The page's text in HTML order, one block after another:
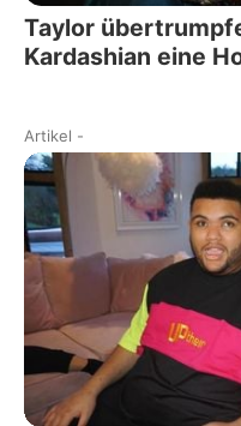
Taylor
Kardashian eine
Artikel -